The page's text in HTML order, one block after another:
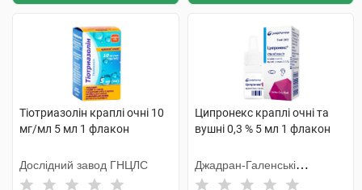
Тіотриазолін краплі очні 10
мг/мл 5 мл 1 флакон
Дослідний завод ГНЦЛС
Ципронекс краплі очні та
вушні 0,3 % 5 мл 1 флакон
Джадран-Галенські
Лабораторій